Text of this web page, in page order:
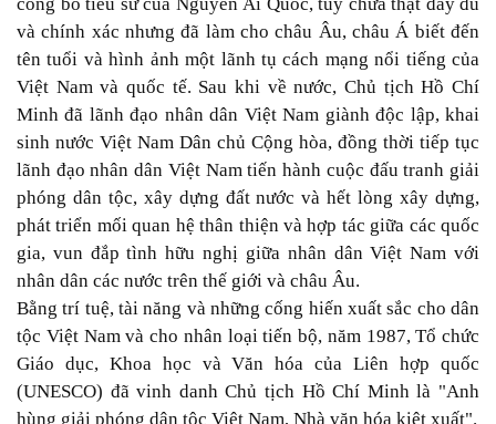
công bố tiểu sử của Nguyễn Ái Quốc, tuy chưa thật đầy đủ
và chính xác nhưng đã làm cho châu Âu, châu Á biết đến
tên tuổi và hình ảnh một lãnh tụ cách mạng nổi tiếng của
Việt Nam và quốc tế. Sau khi về nước, Chủ tịch Hồ Chí
Minh đã lãnh đạo nhân dân Việt Nam giành độc lập, khai
sinh nước Việt Nam Dân chủ Cộng hòa, đồng thời tiếp tục
lãnh đạo nhân dân Việt Nam tiến hành cuộc đấu tranh giải
phóng dân tộc, xây dựng đất nước và hết lòng xây dựng,
phát triển mối quan hệ thân thiện và hợp tác giữa các quốc
gia, vun đắp tình hữu nghị giữa nhân dân Việt Nam với
nhân dân các nước trên thế giới và châu Âu.
Bằng trí tuệ, tài năng và những cống hiến xuất sắc cho dân
tộc Việt Nam và cho nhân loại tiến bộ, năm 1987, Tổ chức
Giáo dục, Khoa học và Văn hóa của Liên hợp quốc
(UNESCO) đã vinh danh Chủ tịch Hồ Chí Minh là "Anh
hùng giải phóng dân tộc Việt Nam, Nhà văn hóa kiệt xuất".